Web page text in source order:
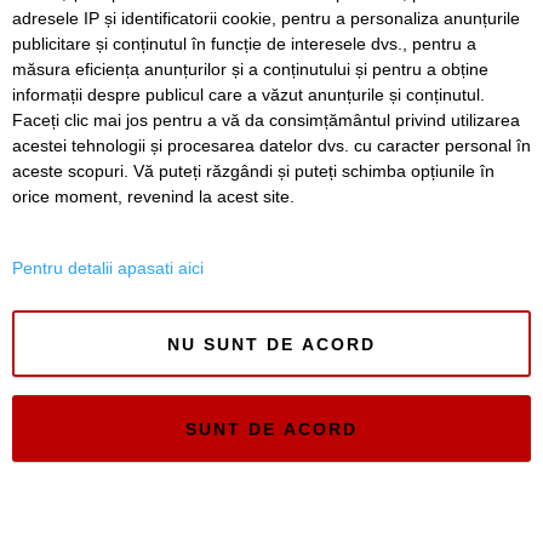
Sculptura Anului, la Timișoara. Când începe votul pentru
Premiul Peter Jecza, în valoare de 8.000 de euro
SERVICII Redactia
Folosinta Cookie-urilor
Timiș Online
adresele IP și identificatorii cookie, pentru a personaliza anunțurile
publicitare și conținutul în funcție de interesele dvs., pentru a
măsura eficiența anunțurilor și a conținutului și pentru a obține
informații despre publicul care a văzut anunțurile și conținutul.
Faceți clic mai jos pentru a vă da consimțământul privind utilizarea
acestei tehnologii și procesarea datelor dvs. cu caracter personal în
aceste scopuri. Vă puteți răzgândi și puteți schimba opțiunile în
orice moment, revenind la acest site.
Pentru detalii apasati aici
NU SUNT DE ACORD
SUNT DE ACORD